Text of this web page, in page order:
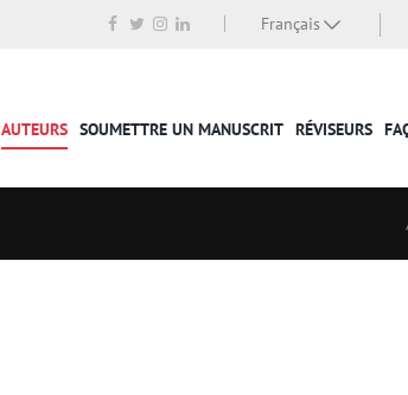
Français
AUTEURS SOUMETTRE UN MANUSCRIT RÉVISEURS